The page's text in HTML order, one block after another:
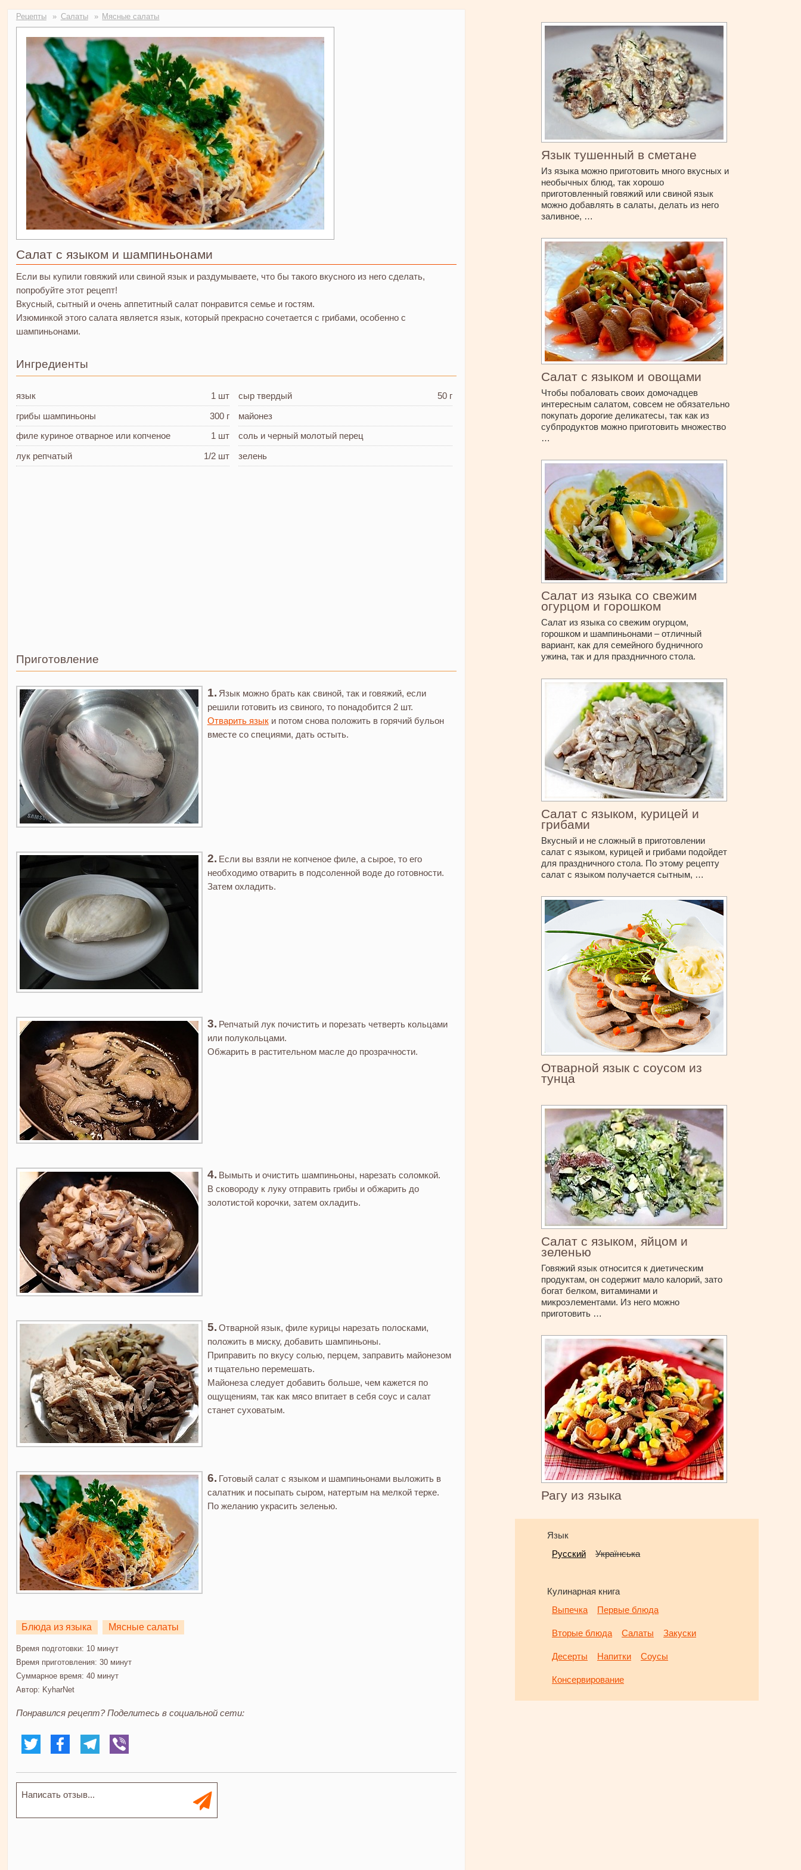
Рецепты Салаты Мясные салаты
Салат с языком и шампиньонами
Если вы купили говяжий или свиной язык и раздумываете, что бы такого вкусного из него сделать,
попробуйте этот рецепт!
Вкусный, сытный и очень аппетитный салат понравится семье и гостям.
Изюминкой этого салата является язык, который прекрасно сочетается с грибами, особенно с
шампиньонами.
Ингредиенты
язык
1 шт
грибы шампиньоны
300 г
филе куриное отварное или копченое
1 шт
лук репчатый
1/2 шт
сыр твердый
50 г
майонез
соль и черный молотый перец
зелень
Приготовление
Язык можно брать как свиной, так и говяжий, если
решили готовить из свиного, то понадобится 2 шт.
Отварить языки потом снова положить в горячий бульон
вместе со специями, дать остыть.
Если вы взяли не копченое филе, а сырое, то его
необходимо отварить в подсоленной воде до готовности.
Затем охладить.
Репчатый лук почистить и порезать четверть кольцами
или полукольцами.
Обжарить в растительном масле до прозрачности.
Вымыть и очистить шампиньоны, нарезать соломкой.
В сковороду к луку отправить грибы и обжарить до
золотистой корочки, затем охладить.
Отварной язык, филе курицы нарезать полосками,
положить в миску, добавить шампиньоны.
Приправить по вкусу солью, перцем, заправить майонезом
и тщательно перемешать.
Майонеза следует добавить больше, чем кажется по
ощущениям, так как мясо впитает в себя соус и салат
станет суховатым.
Готовый салат с языком и шампиньонами выложить в
салатник и посыпать сыром, натертым на мелкой терке.
По желанию украсить зеленью.
Блюда из языка Мясные салаты
Время подготовки: 10 минут
Время приготовления: 30 минут
Суммарное время: 40 минут
Автор: KyharNet
Понравился рецепт? Поделитесь в социальной сети:
Язык тушенный в сметане
Из языка можно приготовить много вкусных и
необычных блюд, так хорошо
приготовленный говяжий или свиной язык
можно добавлять в салаты, делать из него
заливное, …
Салат с языком и овощами
Чтобы побаловать своих домочадцев
интересным салатом, совсем не обязательно
покупать дорогие деликатесы, так как из
субпродуктов можно приготовить множество
…
Салат из языка со свежим
огурцом и горошком
Салат из языка со свежим огурцом,
горошком и шампиньонами – отличный
вариант, как для семейного будничного
ужина, так и для праздничного стола.
Салат с языком, курицей и
грибами
Вкусный и не сложный в приготовлении
салат с языком, курицей и грибами подойдет
для праздничного стола. По этому рецепту
салат с языком получается сытным, …
Отварной язык с соусом из
тунца
Салат с языком, яйцом и
зеленью
Говяжий язык относится к диетическим
продуктам, он содержит мало калорий, зато
богат белком, витаминами и
микроэлементами. Из него можно
приготовить …
Рагу из языка
Язык
Русский
Українська
Кулинарная книга
Выпечка
Первые блюда
Вторые блюда Салаты Закуски
Десерты Напитки Соусы
Консервирование